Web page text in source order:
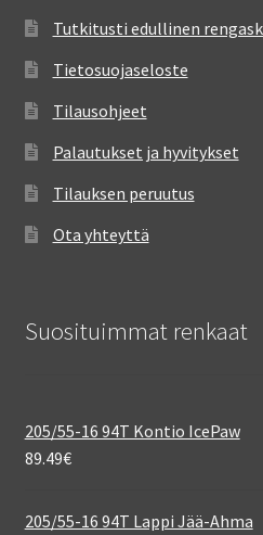
Tutkitusti edullinen
Tietosuojaseloste
Tilausohjeet
Palautukset ja hyvitykset
Tilauksen peruutus
Ota yhteyttä
Suosituimmat renkaat
205/55-16 94T Kontio IcePaw
89.49€
205/55-16 94T Lappi Jää-Ahma